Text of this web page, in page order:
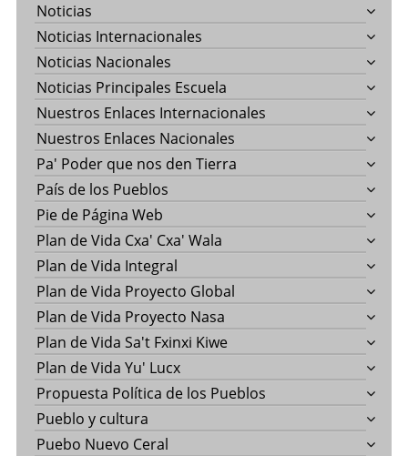
Noticias
Noticias Internacionales
Noticias Nacionales
Noticias Principales Escuela
Nuestros Enlaces Internacionales
Nuestros Enlaces Nacionales
Pa' Poder que nos den Tierra
País de los Pueblos
Pie de Página Web
Plan de Vida Cxa' Cxa' Wala
Plan de Vida Integral
Plan de Vida Proyecto Global
Plan de Vida Proyecto Nasa
Plan de Vida Sa't Fxinxi Kiwe
Plan de Vida Yu' Lucx
Propuesta Política de los Pueblos
Pueblo y cultura
Puebo Nuevo Ceral